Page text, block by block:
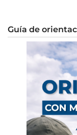
Guía de